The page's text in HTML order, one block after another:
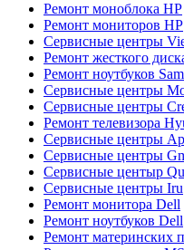
Ремонт моноблока HP
Ремонт мониторов HP
Сервисные центры
Ремонт жесткого
Ремонт ноутбуков
Сервисные центры
Сервисные центры
Ремонт телевизора
Сервисные центры
Сервисные центры
Сервисные центыр
Сервисные центры Iru
Ремонт монитора Dell
Ремонт ноутбуков Dell
Ремонт материнских